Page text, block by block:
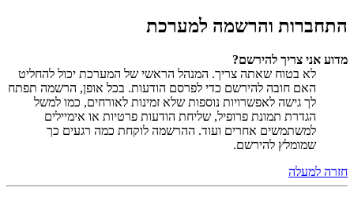
התחברות והרשמה למערכת
מדוע אני צריך להירשם?
לא בטוח שאתה צריך. המנהל הראשי של המערכת יכול להחליט
האם חובה להירשם כדי לפרסם הודעות. בכל אופן, הרשמה תפתח
לך גישה לאפשרויות נוספות שלא זמינות לאורחים, כמו למשל
הגדרת תמונת פרופיל, שליחת הודעות פרטיות או אימיילים
למשתמשים אחרים ועוד. ההרשמה לוקחת כמה רגעים כך
שמומלץ להירשם.
חזרה למעלה